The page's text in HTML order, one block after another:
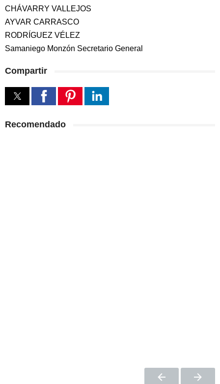
CHÁVARRY VALLEJOS
AYVAR CARRASCO
RODRÍGUEZ VÉLEZ
Samaniego Monzón Secretario General
Compartir
Recomendado